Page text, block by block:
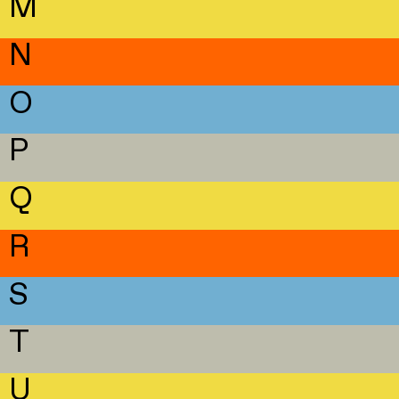
N
O
P
Q
R
S
T